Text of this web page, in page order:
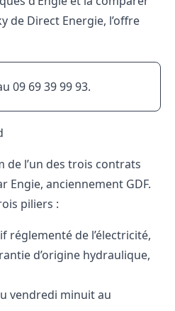
de Direct Energie, l’offre
09 69 39 99 93.
de l’un des trois contrats
Engie, anciennement GDF.
piliers :
réglementé de l’électricité,
d’origine hydraulique,
vendredi minuit au